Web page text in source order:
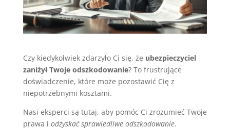
Czy kiedykolwiek zdarzyło Ci się, że ubezpieczyciel
zaniżył Twoje odszkodowanie? To frustrujące
doświadczenie, które może pozostawić Cię z
niepotrzebnymi kosztami.
Nasi eksperci są tutaj, aby pomóc Ci zrozumieć Twoje
prawa i odzyskać sprawiedliwe odszkodowanie.